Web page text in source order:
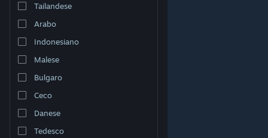
Visualizza il sito web per desktop
Tailandese
Arabo
Indonesiano
Malese
Bulgaro
Ceco
Danese
Tedesco